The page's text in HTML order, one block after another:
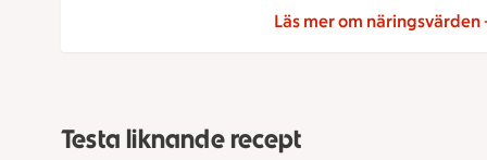
Läs mer om näringsvärden
Testa liknande recept